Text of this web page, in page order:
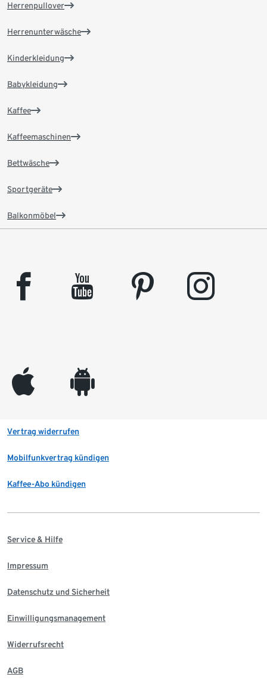
Herrenpullover
Herrenunterwäsche
Kinderkleidung
Babykleidung
Kaffee
Kaffeemaschinen
Bettwäsche
Sportgeräte
Balkonmöbel
facebook youtube pinterest instagram
appleinc android
Vertrag widerrufen
Mobilfunkvertrag kündigen
Kaffee-Abo kündigen
Service & Hilfe
Impressum
Datenschutz und Sicherheit
Einwilligungsmanagement
Widerrufsrecht
AGB